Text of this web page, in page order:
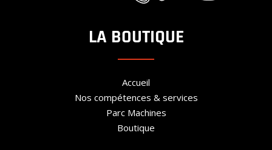
LA BOUTIQUE
Accueil
Nos compétences & services
Parc Machines
Boutique